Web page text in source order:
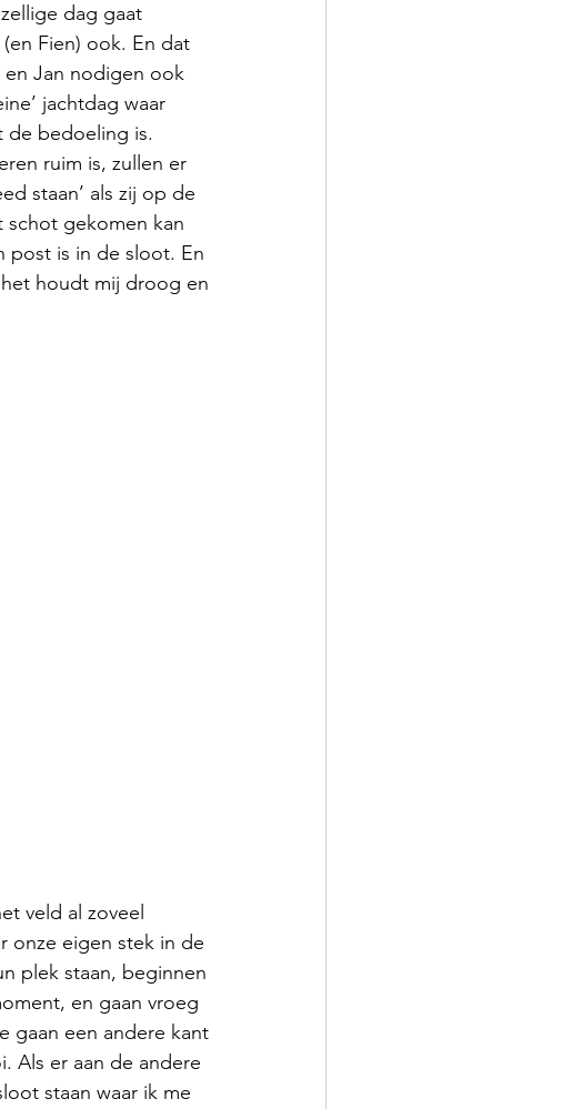
dag gaat
Fien) ook. En dat
Jan nodigen ook
jachtdag waar
de bedoeling is.
ruim is, zullen er
staan’ als zij op de
gekomen kan
post is in de sloot. En
houdt mij droog en
veld al zoveel
onze eigen stek in de
plek staan, beginnen
en gaan vroeg
gaan een andere kant
Als er aan de andere
staan waar ik me